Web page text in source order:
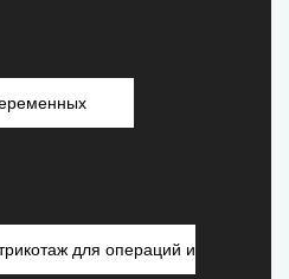
для операций и